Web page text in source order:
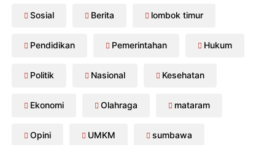
Sosial Berita lombok timur
Pendidikan Pemerintahan Hukum
Politik Nasional Kesehatan
Ekonomi Olahraga mataram
Opini UMKM sumbawa